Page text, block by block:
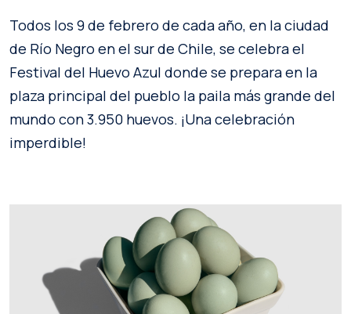
Todos los 9 de febrero de cada año, en la ciudad
de Río Negro en el sur de Chile, se celebra el
Festival del Huevo Azul donde se prepara en la
plaza principal del pueblo la paila más grande del
mundo con 3.950 huevos. ¡Una celebración
imperdible!